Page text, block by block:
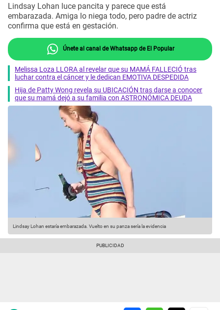
Lindsay Lohan luce pancita y parece que está
embarazada. Amiga lo niega todo, pero padre de actriz
confirma que está en gestación.
Únete al canal de Whatsapp de El Popular
Melissa Loza LLORA al revelar que su MAMÁ FALLECIÓ tras
luchar contra el cáncer y le dedican EMOTIVA DESPEDIDA
Hija de Patty Wong revela su UBICACIÓN tras darse a conocer
que su mamá dejó a su familia con ASTRONÓMICA DEUDA
Lindsay Lohan estaría embarazada. Vuelto en su panza sería la evidencia